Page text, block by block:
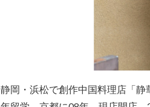
静岡・浜松で創作中国料理店「静